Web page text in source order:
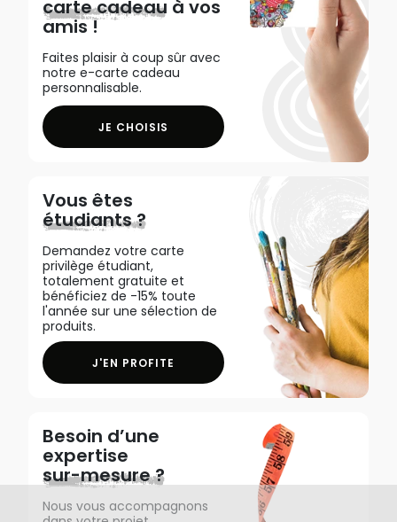
carte cadeau à vos
amis !
Faites plaisir à coup sûr avec
notre e-carte cadeau
personnalisable.
JE CHOISIS
Vous êtes
étudiants ?
Demandez votre carte
privilège étudiant,
totalement gratuite et
bénéficiez de -15% toute
l'année sur une sélection de
produits.
J'EN PROFITE
Besoin d’une
expertise
sur-mesure ?
Nous vous accompagnons